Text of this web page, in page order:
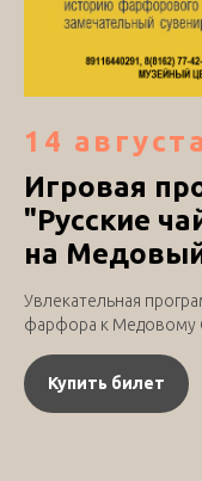
14
Игровая
"Русские
на
Увлекательная
фарфора к Медовому
Купить билет